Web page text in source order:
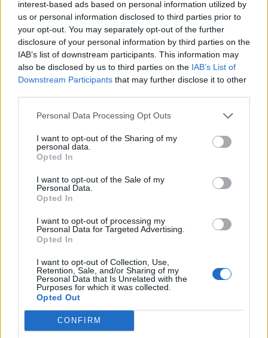
interest-based ads based on personal information utilized by
us or personal information disclosed to third parties prior to
your opt-out. You may separately opt-out of the further
disclosure of your personal information by third parties on the
IAB’s list of downstream participants. This information may
also be disclosed by us to third parties on the IAB’s List of
Downstream Participants that may further disclose it to other
Personal Data Processing Opt Outs
I want to opt-out of the Sharing of my
personal data.
Opted In
I want to opt-out of the Sale of my
Personal Data.
Opted In
I want to opt-out of processing my
Personal Data for Targeted Advertising.
Opted In
I want to opt-out of Collection, Use,
Retention, Sale, and/or Sharing of my
Personal Data that Is Unrelated with the
Purposes for which it was collected.
Opted Out
CONFIRM
decisione definitiva verrà presa in primavera, ma
ad oggi sembra scontata la sua permanenza a
Milanofino al 2027.
Autore
Redazione Fantacalcio.it